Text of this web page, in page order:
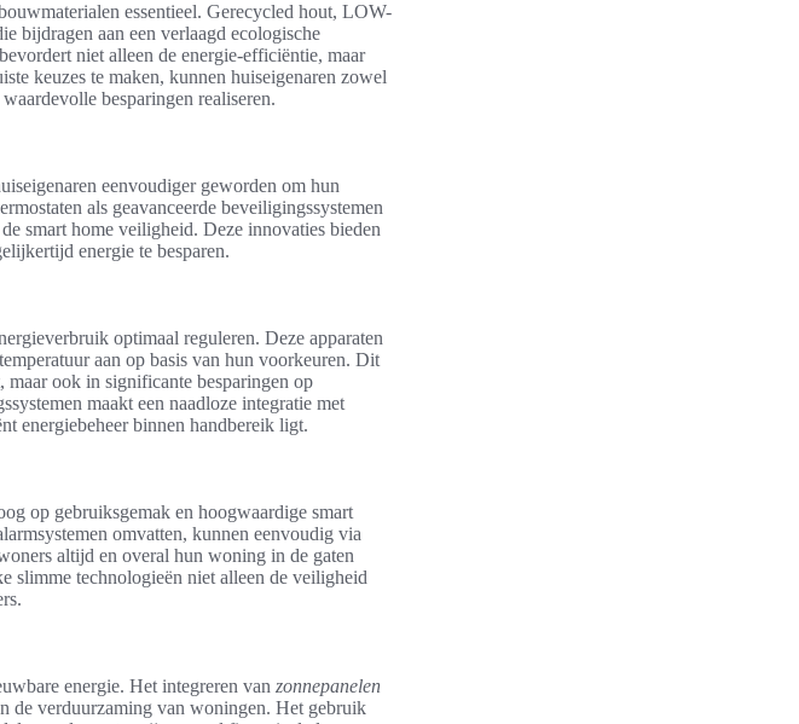
essentieel. Gerecycled hout, LOW-
bijdragen aan een verlaagd ecologische
niet alleen de energie-efficiëntie, maar
keuzes te maken, kunnen huiseigenaren zowel
besparingen realiseren.
eenvoudiger geworden om hun
als geavanceerde beveiligingssystemen
smart home veiligheid. Deze innovaties bieden
energie te besparen.
optimaal reguleren. Deze apparaten
aan op basis van hun voorkeuren. Dit
maar ook in significante besparingen op
maakt een naadloze integratie met
energiebeheer binnen handbereik ligt.
op gebruiksgemak en hoogwaardige smart
omvatten, kunnen eenvoudig via
altijd en overal hun woning in de gaten
slimme technologieën niet alleen de veiligheid
energie. Het integreren van zonnepanelen
de verduurzaming van woningen. Het gebruik